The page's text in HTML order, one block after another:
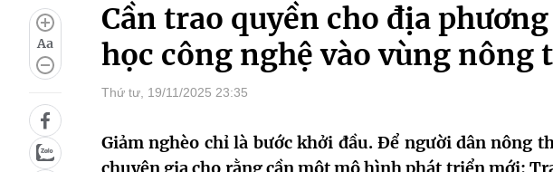
Aa
Cần trao quyền cho địa
học công nghệ vào vùng nông
Thứ tư, 19/11/2025 23:35
Giảm nghèo chỉ là bước khởi đầu. Để người dân nông